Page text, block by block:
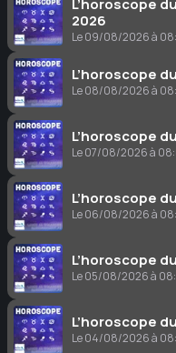
L’horoscope
2026
Le 09/08/2026 à
L’horoscope
Le 08/08/2026 à
L’horoscope
Le 07/08/2026 à
L’horoscope
Le 06/08/2026 à
L’horoscope
Le 05/08/2026 à
L’horoscope
Le 04/08/2026 à